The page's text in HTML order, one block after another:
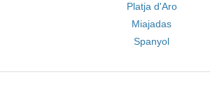
Platja d'Aro
Miajadas
Spanyol